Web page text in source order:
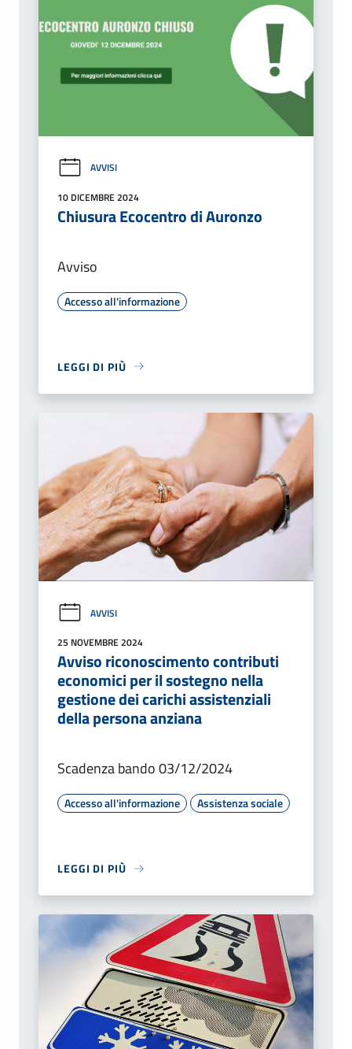
AVVISI
10 DICEMBRE 2024
Chiusura Ecocentro di Auronzo
Avviso
Accesso all'informazione
LEGGI DI PIÙ
AVVISI
25 NOVEMBRE 2024
Avviso riconoscimento contributi
economici per il sostegno nella
gestione dei carichi assistenziali
della persona anziana
Scadenza bando 03/12/2024
Accesso all'informazione Assistenza sociale
LEGGI DI PIÙ